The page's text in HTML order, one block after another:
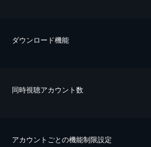
ダウンロード機能
同時視聴アカウント数
アカウントごとの機能制限設定